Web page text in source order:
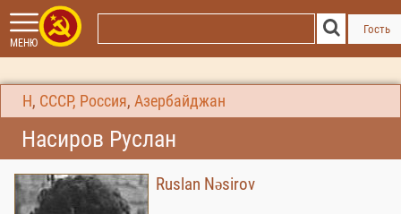
МЕНЮ
Гость
Н , СССР, Россия, Азербайджан
Насиров Руслан
Ruslan Nəsirov